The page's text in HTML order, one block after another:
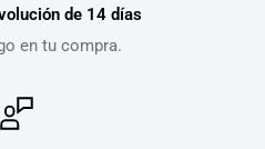
de 14 días
en tu compra.